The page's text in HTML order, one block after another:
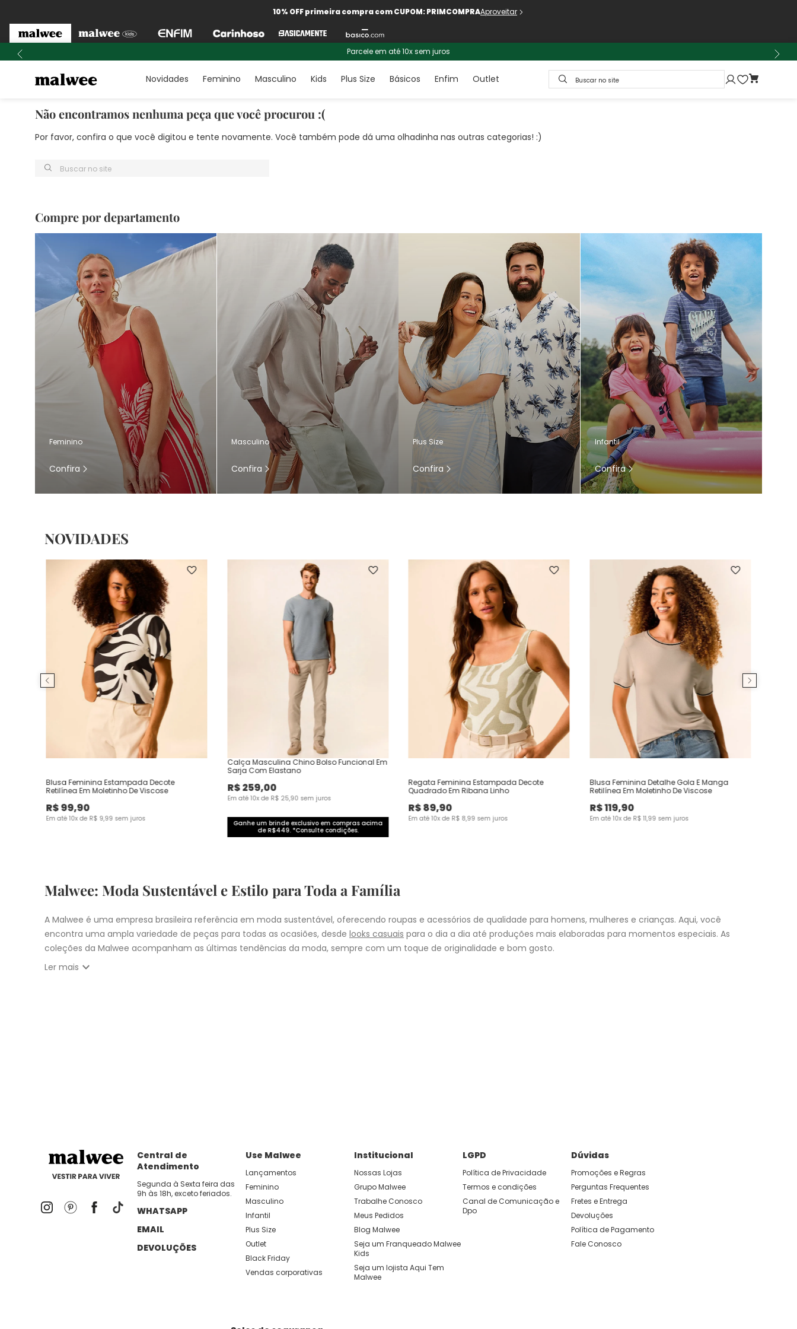
10% OFF primeira compra com CUPOM: PRIMCOMPRAAproveitar
Parcele em até 10x sem juros
Novidades Feminino Masculino Kids Plus Size Básicos Enfim Outlet Buscar no site
Não encontramos nenhuma peça que você procurou :(
Por favor, confira o que você digitou e tente novamente. Você também pode dá uma olhadinha nas outras categorias! :)
Buscar no site
Compre por departamento
Feminino
Confira
Masculino
Confira
Plus Size
Confira
Infantil
Confira
NOVIDADES
Blusa Feminina Estampada Decote
Retilínea Em Moletinho De Viscose
R$99,90
Em até10x de R$ 9,99 sem juros
Calça Masculina Chino Bolso Funcional Em
Sarja Com Elastano
R$259,00
Em até10x de R$ 25,90 sem juros
Ganhe um brinde exclusivo em compras acima
de R$449. *Consulte condições.
Regata Feminina Estampada Decote
Quadrado Em Ribana Linho
R$89,90
Em até10x de R$ 8,99 sem juros
Blusa Feminina Detalhe Gola E Manga
Retilínea Em Moletinho De Viscose
R$119,90
Em até10x de R$ 11,99 sem juros
Malwee: Moda Sustentável e Estilo para Toda a Família
A Malwee é uma empresa brasileira referência em moda sustentável, oferecendo roupas e acessórios de qualidade para homens, mulheres e crianças. Aqui, você
encontra uma ampla variedade de peças para todas as ocasiões, desde looks casuais para o dia a dia até produções mais elaboradas para momentos especiais. As
coleções da Malwee acompanham as últimas tendências da moda, sempre com um toque de originalidade e bom gosto.
Ler mais expand_more
Central de
Atendimento
Segunda à Sexta feira das
9h às 18h, exceto feriados.
WHATSAPP
EMAIL
DEVOLUÇÕES
Use Malwee
Lançamentos
Feminino
Masculino
Infantil
Plus Size
Outlet
Black Friday
Vendas corporativas
Institucional
Nossas Lojas
Grupo Malwee
Trabalhe Conosco
Meus Pedidos
Blog Malwee
Seja um Franqueado Malwee
Kids
Seja um lojista Aqui Tem
Malwee
LGPD
Política de Privacidade
Termos e condições
Canal de Comunicação e
Dpo
Dúvidas
Promoções e Regras
Perguntas Frequentes
Fretes e Entrega
Devoluções
Política de Pagamento
Fale Conosco